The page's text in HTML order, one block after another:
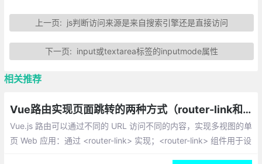
上一页: js判断访问来源是来自搜索引擎还是直接访问
下一页: input或textarea标签的inputmode属性
相关推荐
Vue路由实现页面跳转的两种方式（router-link和JS）
Vue.js 路由可以通过不同的 URL 访问不同的内容，实现多视图的单
页 Web 应用：通过 <router-link> 实现；<router-link> 组件用于设